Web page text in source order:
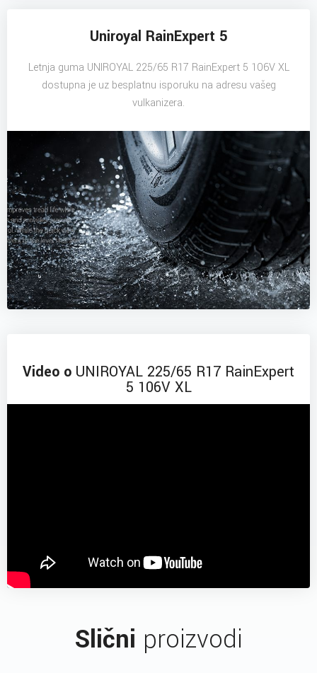
Uniroyal RainExpert 5
Letnja guma UNIROYAL 225/65 R17 RainExpert 5 106V XL
dostupna je uz besplatnu isporuku na adresu vašeg
vulkanizera.
Video o UNIROYAL 225/65 R17 RainExpert
5 106V XL
Slični proizvodi